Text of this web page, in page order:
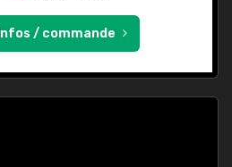
Infos / commande